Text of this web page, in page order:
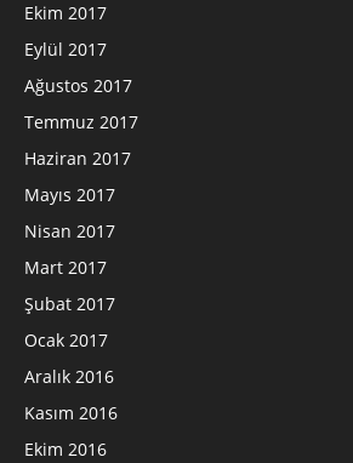
Ekim 2017
Eylül 2017
Ağustos 2017
Temmuz 2017
Haziran 2017
Mayıs 2017
Nisan 2017
Mart 2017
Şubat 2017
Ocak 2017
Aralık 2016
Kasım 2016
Ekim 2016